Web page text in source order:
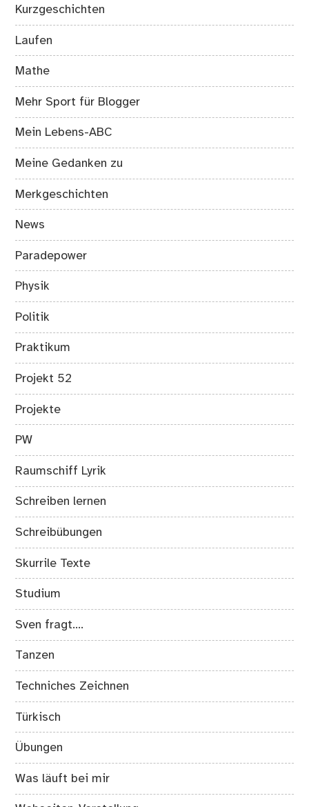
Kurzgeschichten
Laufen
Mathe
Mehr Sport für Blogger
Mein Lebens-ABC
Meine Gedanken zu
Merkgeschichten
News
Paradepower
Physik
Politik
Praktikum
Projekt 52
Projekte
PW
Raumschiff Lyrik
Schreiben lernen
Schreibübungen
Skurrile Texte
Studium
Sven fragt….
Tanzen
Techniches Zeichnen
Türkisch
Übungen
Was läuft bei mir